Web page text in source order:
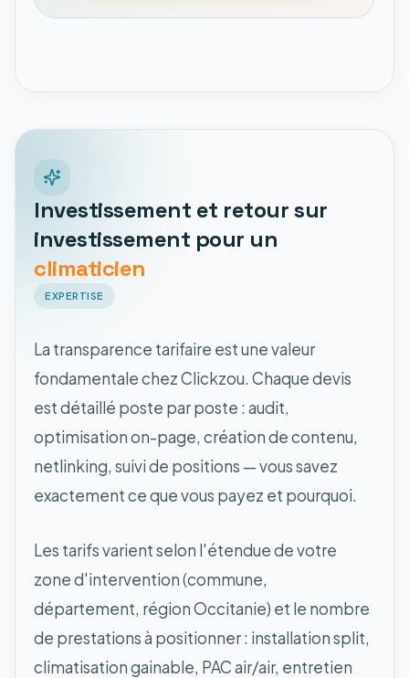
Investissement et retour sur
investissement pour un
climaticien
EXPERTISE
La transparence tarifaire est une valeur
fondamentale chez Clickzou. Chaque devis
est détaillé poste par poste : audit,
optimisation on-page, création de contenu,
netlinking, suivi de positions — vous savez
exactement ce que vous payez et pourquoi.
Les tarifs varient selon l'étendue de votre
zone d'intervention (commune,
département, région Occitanie) et le nombre
de prestations à positionner : installation split,
climatisation gainable, PAC air/air, entretien